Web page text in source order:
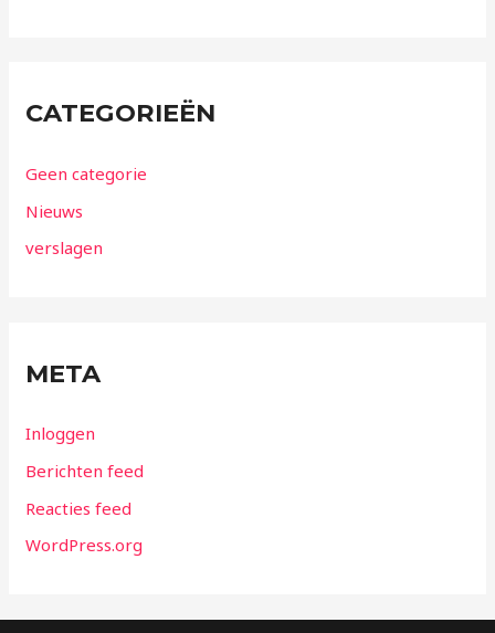
CATEGORIEËN
Geen categorie
Nieuws
verslagen
META
Inloggen
Berichten feed
Reacties feed
WordPress.org